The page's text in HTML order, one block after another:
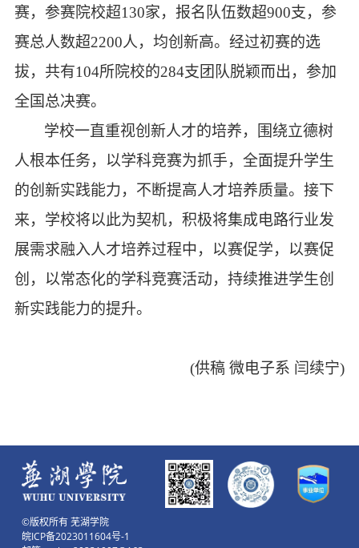
赛，参赛院校超130家，报名队伍数超900支，参
赛总人数超2200人，均创新高。经过初赛的选
拔，共有104所院校的284支团队脱颖而出，参加
全国总决赛。
学校一直重视创新人才的培养，围绕立德树
人根本任务，以学科竞赛为抓手，全面提升学生
的创新实践能力，不断提高人才培养质量。接下
来，学校将以此为契机，积极将集成电路行业发
展需求融入人才培养过程中，以赛促学，以赛促
创，以常态化的学科竞赛活动，持续推进学生创
新实践能力的提升。
(供稿 微电子系 闫续宁)
©版权所有 芜湖学院
皖ICP备2023011604号-1